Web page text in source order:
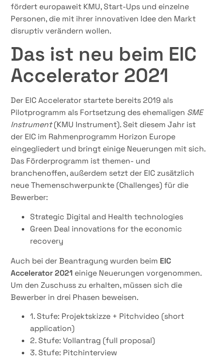
fördert europaweit KMU, Start-Ups und einzelne
Personen, die mit ihrer innovativen Idee den Markt
disruptiv verändern wollen.
Das ist neu beim EIC
Accelerator 2021
Der EIC Accelerator startete bereits 2019 als
Pilotprogramm als Fortsetzung des ehemaligen SME
Instrument(KMU Instrument). Seit diesem Jahr ist
der EIC im Rahmenprogramm Horizon Europe
eingegliedert und bringt einige Neuerungen mit sich.
Das Förderprogramm ist themen- und
branchenoffen, außerdem setzt der EIC zusätzlich
neue Themenschwerpunkte (Challenges) für die
Bewerber:
Strategic Digital and Health technologies
Green Deal innovations for the economic
recovery
Auch bei der Beantragung wurden beim EIC
Accelerator 2021 einige Neuerungen vorgenommen.
Um den Zuschuss zu erhalten, müssen sich die
Bewerber in drei Phasen beweisen.
1. Stufe: Projektskizze + Pitchvideo (short
application)
2. Stufe: Vollantrag (full proposal)
3. Stufe: Pitchinterview